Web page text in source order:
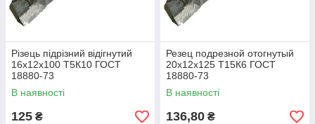
Різець підрізний відігнутий
16х12х100 Т5К10 ГОСТ
18880-73
В наявності
125 ₴
Резец подрезной отогнутый
20х12х125 Т15К6 ГОСТ
18880-73
В наявності
136,80 ₴